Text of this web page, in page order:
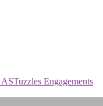
ASTuzzles Engagements